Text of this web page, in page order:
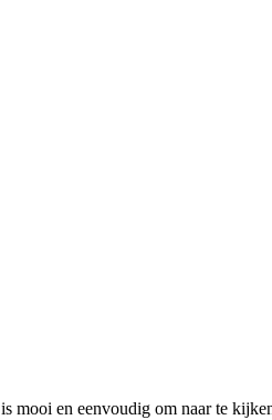
mooi en eenvoudig om naar te